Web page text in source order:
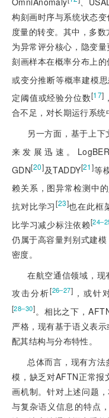
构刻画时序与系统状态
度量的转变。其中，多
为异常评分核心，隐变
刻画样本在概率分布上
或变分推断等概率建模
定阈值或经验分位数[17]
合不足，对长期运行系统
另一方面，基于上
来发展迅速。
GDN[20]及TADDY[21]等
赖关系，图异常检测中
抗对比学习[23]也在此框
比学习减少标注依赖[
仍属于高容量判别式建
密度。
在航空通信领域，
攻击分析[26‒27] ，或针
[28‒30]。相比之下，
严格，现有基于语义表
配其结构与分布特性。
总体而言，现有方
模，缺乏对AFTN正常报
画机制。针对上述问题
与复杂语义信息的特点